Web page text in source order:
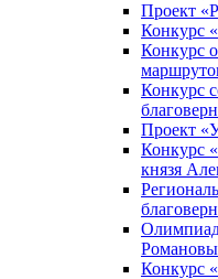
Проект
Конкурс
Конкурс
Конкурс
Проект
Конкурс
князя
Конкурс